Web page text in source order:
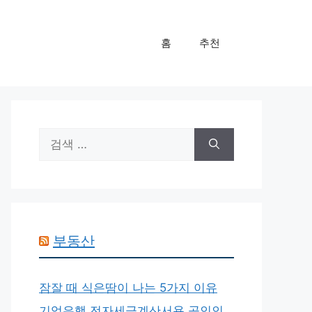
홈 추천
색:
부동산
잠잘 때 식은땀이 나는 5가지 이유